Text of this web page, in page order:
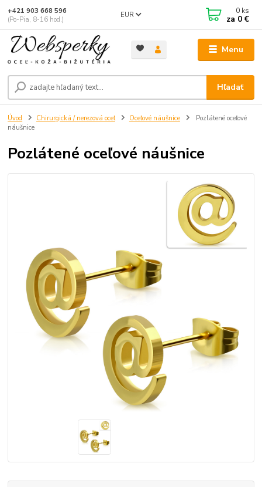
Menu
EUR
Hľadať
+421 903 668 596
(Po-Pia, 8-16 hod.)
0 ks
za 0 €
Úvod Chirurgická / nerezová oceľ Oceľové náušnice
Pozlátené oceľové
náušnice
Pozlátené oceľové náušnice